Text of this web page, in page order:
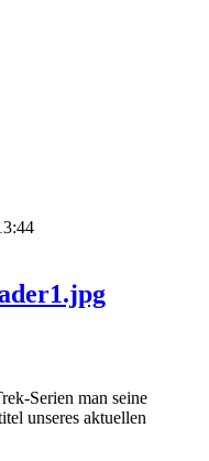
Serien man seine
unseres aktuellen